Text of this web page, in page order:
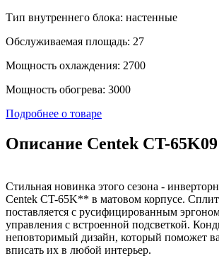
Тип внутреннего блока: настенные
Обслуживаемая площадь: 27
Мощность охлаждения: 2700
Мощность обогрева: 3000
Подробнее о товаре
Описание Centek CT-
Стильная новинка этого сезона -
Centek CT-65K** в матовом корпусе.
поставляется с русифицированным
управления с встроенной подсветкой.
неповторимый дизайн, который поможет
вписать их в любой интерьер.